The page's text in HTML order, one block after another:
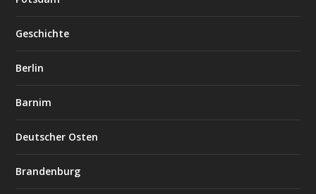
Geschichte
Berlin
Barnim
Deutscher Osten
Brandenburg